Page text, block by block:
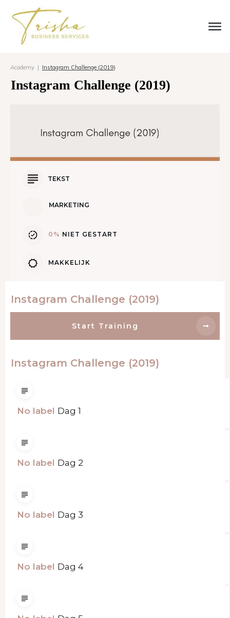
Academy | Instagram Challenge (2019)
Instagram Challenge (2019)
TEKST
MARKETING
0% NIET GESTART
MAKKELIJK
Instagram Challenge (2019)
Start Training
Instagram Challenge (2019)
No label Dag 1
No label Dag 2
No label Dag 3
No label Dag 4